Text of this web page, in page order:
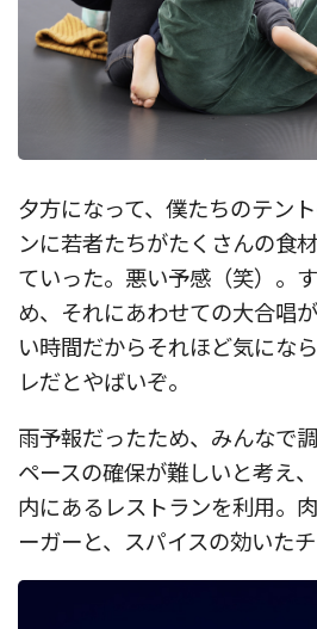
夕方になって、僕たちのテン
ンに若者たちがたくさんの食
ていった。悪い予感（笑）。
め、それにあわせての大合唱
い時間だからそれほど気にな
レだとやばいぞ。
雨予報だったため、みんなで
ペースの確保が難しいと考え
内にあるレストランを利用。
ーガーと、スパイスの効いた